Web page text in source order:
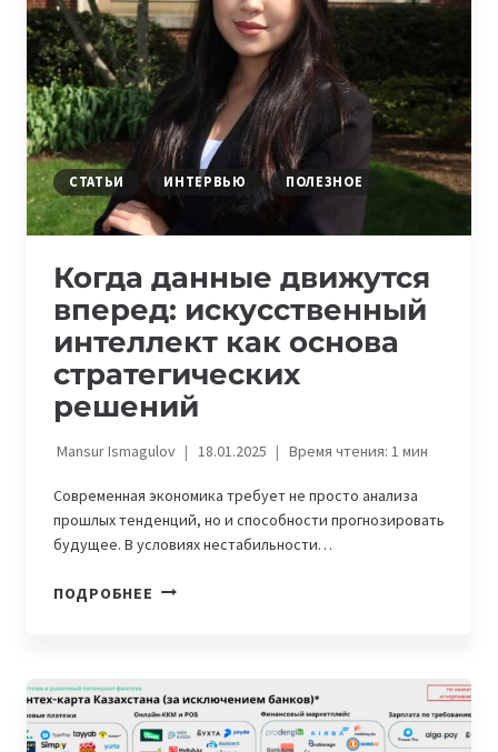
IT-
БИЗНЕСЕ
СТАТЬИ ИНТЕРВЬЮ ПОЛЕЗНОЕ
Когда данные движутся
вперед: искусственный
интеллект как основа
стратегических
решений
Mansur Ismagulov 18.01.2025 Время чтения: 1мин
Современная экономика требует не просто анализа
прошлых тенденций, но и способности прогнозировать
будущее. В условиях нестабильности…
ПОДРОБНЕЕ КОГДА
ИСКУССТВЕННЫЙ
ИНТЕЛЛЕКТ
КАК